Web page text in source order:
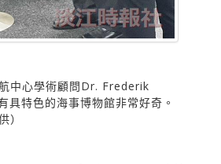
中心學術顧問Dr. Frederik
具特色的海事博物館非常好奇。
）